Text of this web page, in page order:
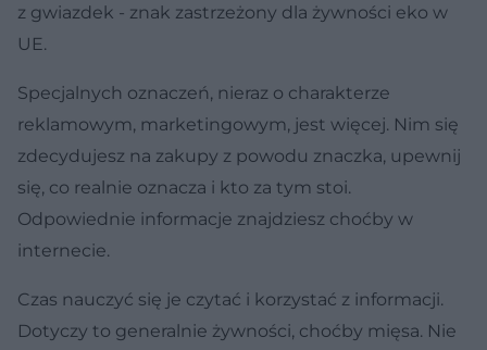
z gwiazdek - znak zastrzeżony dla żywności eko w
UE.
Specjalnych oznaczeń, nieraz o charakterze
reklamowym, marketingowym, jest więcej. Nim się
zdecydujesz na zakupy z powodu znaczka, upewnij
się, co realnie oznacza i kto za tym stoi.
Odpowiednie informacje znajdziesz choćby w
internecie.
Czas nauczyć się je czytać i korzystać z informacji.
Dotyczy to generalnie żywności, choćby mięsa. Nie